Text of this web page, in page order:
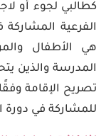
كطالبي لجوء أو
الفرعية المشاركة
هي الأطفال
المدرسة والذين
للمشاركة في دورة